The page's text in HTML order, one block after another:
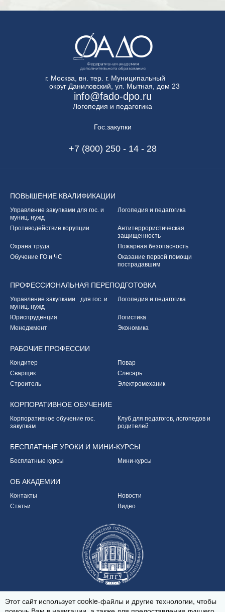
г. Москва, вн. тер. г. Муниципальный
округ Даниловский, ул. Мытная, дом 23
info@fado-dpo.ru
Логопедия и педагогика
Гос.закупки
+7 (800) 250 - 14 - 28
ПОВЫШЕНИЕ КВАЛИФИКАЦИИ
Управление закупками для гос. и
муниц. нужд
Логопедия и педагогика
Противодействие корупции
Антитеррористическая
защищенность
Охрана труда
Пожарная безопасность
Обучение ГО и ЧС
Оказание первой помощи
пострадавшим
ПРОФЕССИОНАЛЬНАЯ ПЕРЕПОДГОТОВКА
Управление закупками для гос. и
муниц. нужд
Логопедия и педагогика
Юриспруденция
Логистика
Менеджмент
Экономика
РАБОЧИЕ ПРОФЕССИИ
Кондитер
Повар
Сварщик
Слесарь
Строитель
Электромеханик
КОРПОРАТИВНОЕ ОБУЧЕНИЕ
Корпоративное обучение гос.
закупкам
Клуб для педагогов, логопедов и
родителей
БЕСПЛАТНЫЕ УРОКИ И МИНИ-КУРСЫ
Бесплатные курсы Мини-курсы
ОБ АКАДЕМИИ
Контакты
Новости
Статьи
Видео
Этот сайт использует cookie-файлы и другие технологии, чтобы